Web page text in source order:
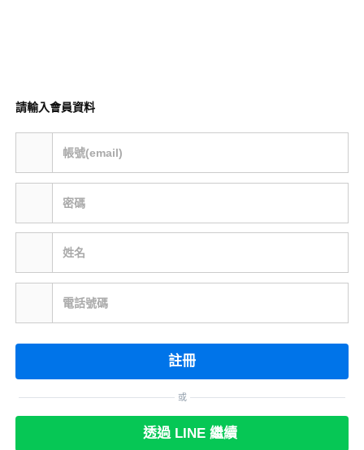
請輸入會員資料
帳號(email)
密碼
姓名
電話號碼
註冊
或
透過 LINE 繼續